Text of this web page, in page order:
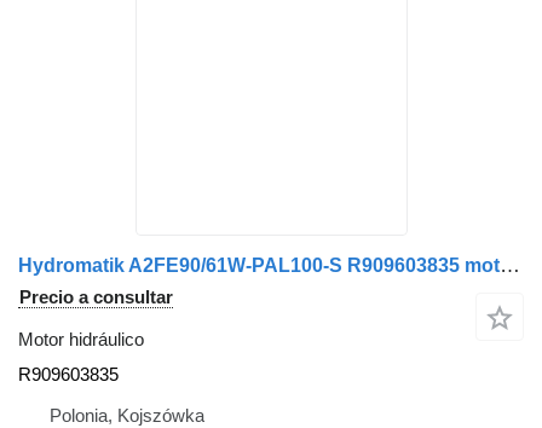
Hydromatik A2FE90/61W-PAL100-S R909603835 motor hidráulico
Precio a consultar
Motor hidráulico
R909603835
Polonia, Kojszówka